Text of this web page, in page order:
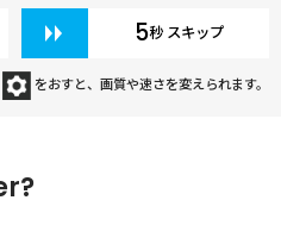
5秒 スキップ
をおすと、画質や速さを変えられます。